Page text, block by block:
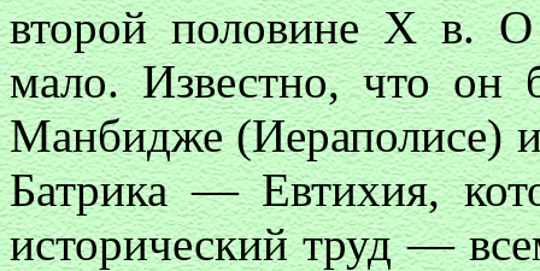
второй половине X в. О
мало. Известно, что он
Манбидже (Иераполисе)
Батрика — Евтихия,
исторический труд —